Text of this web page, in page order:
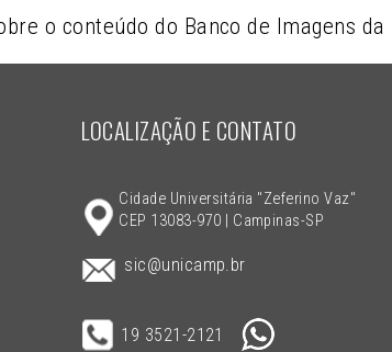
o conteúdo do Banco de Imagens da
LOCALIZAÇÃO E CONTATO
Cidade Universitária "Zeferino Vaz"
CEP 13083-970 | Campinas-SP
sic@unicamp.br
19 3521-2121